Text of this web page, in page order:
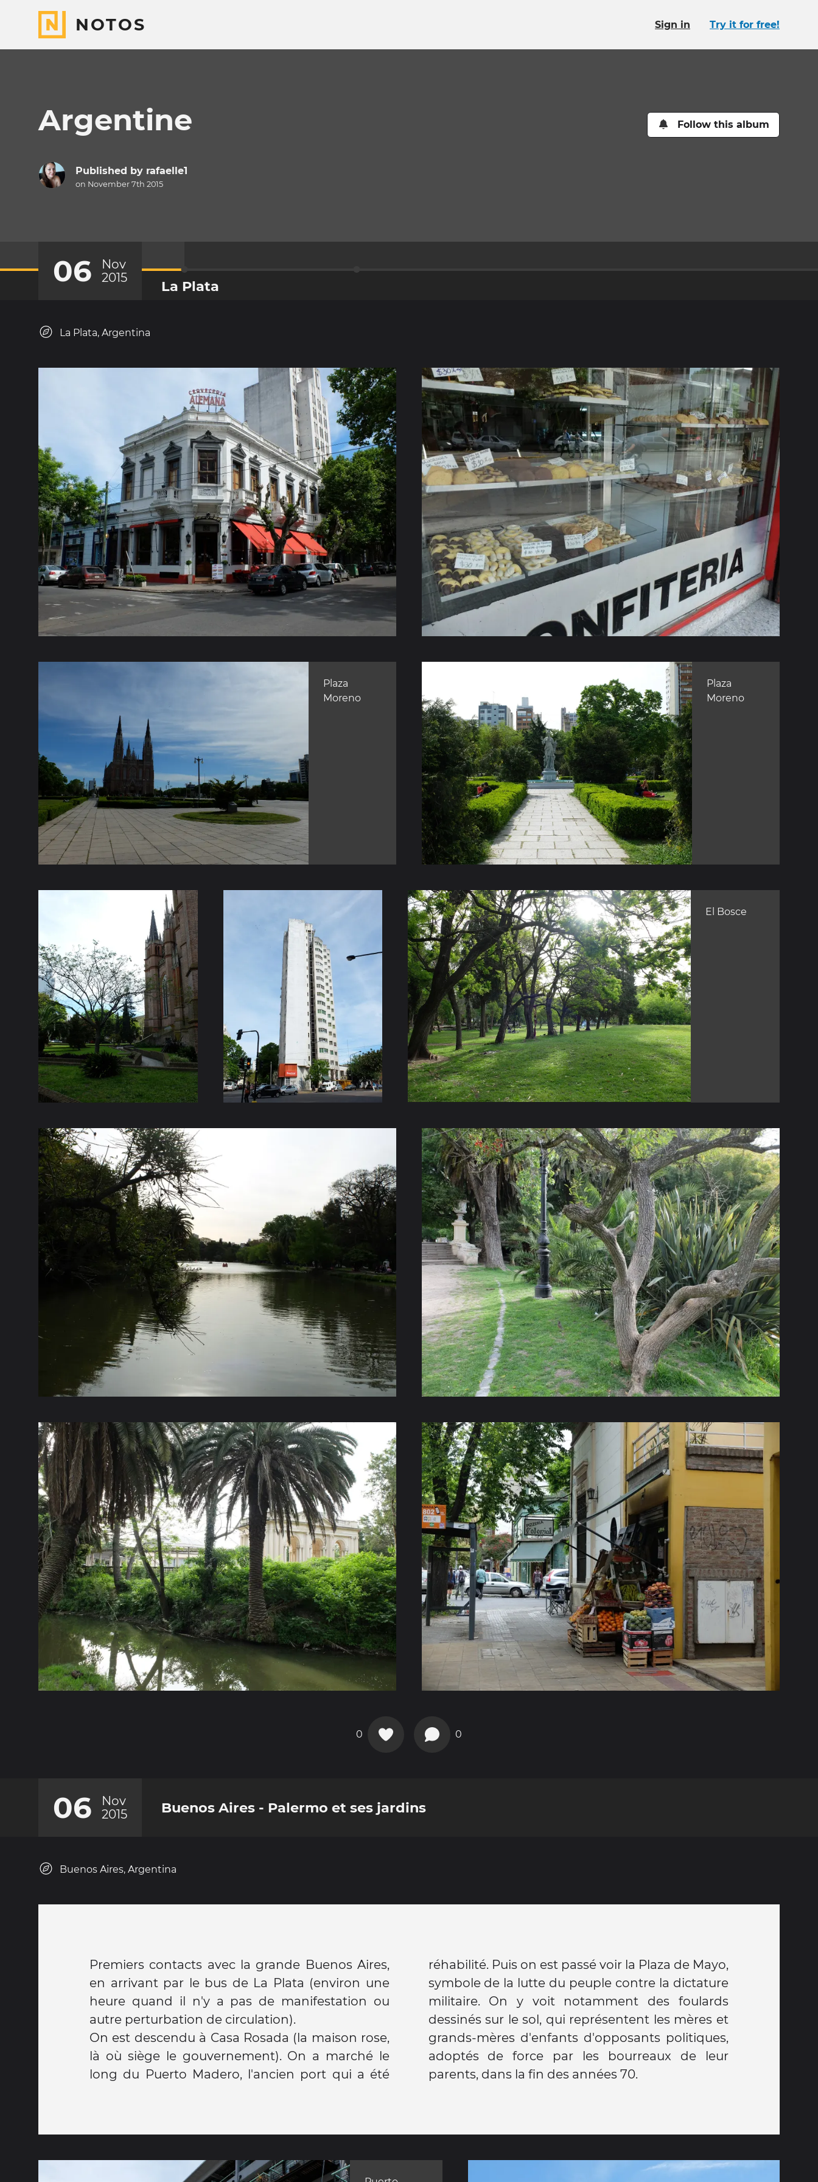
NOTOS Sign in Try it for free!
Argentine Follow this album
Published by rafaelle1
on November 7th 2015
06
Nov
2015
La Plata
La Plata, Argentina
Plaza
Moreno
Plaza
Moreno
El Bosce
0 0
06
Nov
2015
Buenos Aires - Palermo et ses jardins
Buenos Aires, Argentina
Premiers contacts avec la grande Buenos Aires,
en arrivant par le bus de La Plata (environ une
heure quand il n'y a pas de manifestation ou
autre perturbation de circulation).
On est descendu à Casa Rosada (la maison rose,
là où siège le gouvernement). On a marché le
long du Puerto Madero, l'ancien port qui a été
réhabilité. Puis on est passé voir la Plaza de Mayo,
symbole de la lutte du peuple contre la dictature
militaire. On y voit notamment des foulards
dessinés sur le sol, qui représentent les mères et
grands-mères d'enfants d'opposants politiques,
adoptés de force par les bourreaux de leur
parents, dans la fin des années 70.